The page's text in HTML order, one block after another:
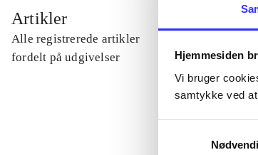
Hjemmesiden
Vi bruger
samtykke ved
Artikler
Alle registrerede artikler
fordelt på udgivelser
...